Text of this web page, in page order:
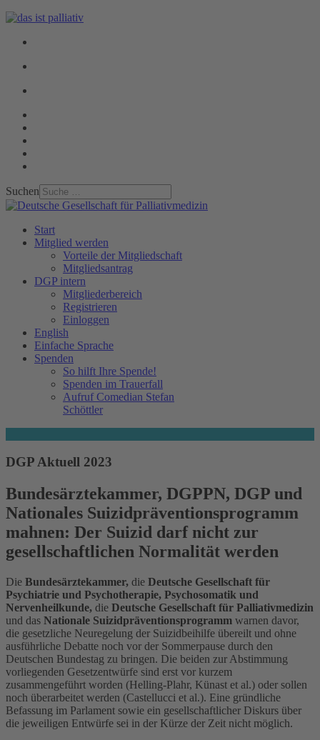
Suchen
Start
Mitglied werden
Vorteile der Mitgliedschaft
Mitgliedsantrag
DGP intern
Mitgliederbereich
Registrieren
Einloggen
English
Einfache Sprache
Spenden
So hilft Ihre Spende!
Spenden im Trauerfall
Aufruf Comedian Stefan
Schöttler
DGP Aktuell 2023
Bundesärztekammer, DGPPN, DGP und
Nationales Suizidpräventionsprogramm
mahnen: Der Suizid darf nicht zur
gesellschaftlichen Normalität werden
Die Bundesärztekammer, die Deutsche Gesellschaft für
Psychiatrie und Psychotherapie, Psychosomatik und
Nervenheilkunde, die Deutsche Gesellschaft für Palliativmedizin
und das Nationale Suizidpräventionsprogramm warnen davor,
die gesetzliche Neuregelung der Suizidbeihilfe übereilt und ohne
ausführliche Debatte noch vor der Sommerpause durch den
Deutschen Bundestag zu bringen. Die beiden zur Abstimmung
vorliegenden Gesetzentwürfe sind erst vor kurzem
zusammengeführt worden (Helling-Plahr, Künast et al.) oder sollen
noch überarbeitet werden (Castellucci et al.). Eine gründliche
Befassung im Parlament sowie ein gesellschaftlicher Diskurs über
die jeweiligen Entwürfe sei in der Kürze der Zeit nicht möglich.